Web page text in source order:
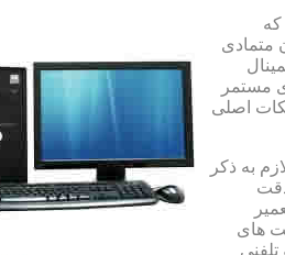
که
متمادی
مستمر
اصلی
به ذکر
های